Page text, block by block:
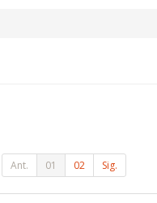
Ant. 01 02 Sig.